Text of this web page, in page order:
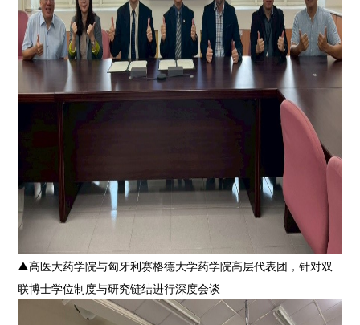
▲高医大药学院与匈牙利赛格德大学药学院高层代表团，针对双
联博士学位制度与研究链结进行深度会谈